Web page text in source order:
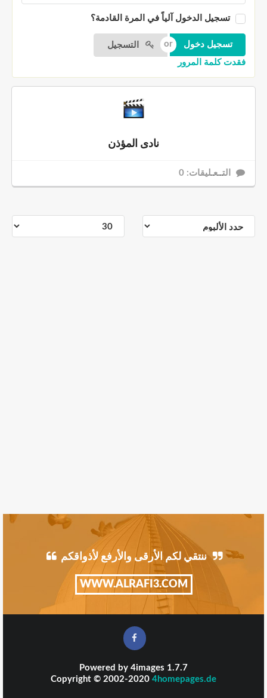
تسجيل الدخول آلياً في المرة القادمة؟
التسجيل
فقدت كلمة المرور
نادى المؤذن
التــعـليقات: 0
ننتقي لكم الأرقى والأرفع لأذواقكم
WWW.ALRAFI3.COM
Powered by 4images 1.7.7
Copyright © 2002-2020 4homepages.de